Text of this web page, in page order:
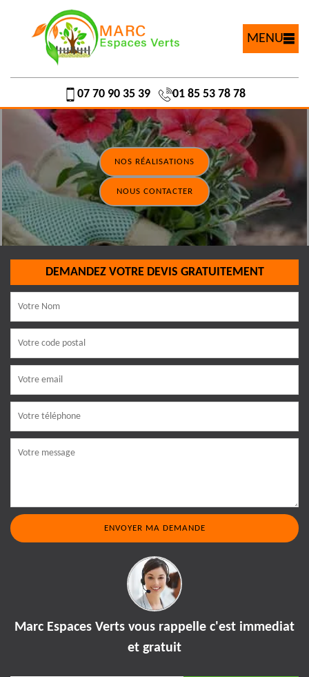
MENU
07 70 90 35 39 01 85 53 78 78
NOS RÉALISATIONS
NOUS CONTACTER
DEMANDEZ VOTRE DEVIS GRATUITEMENT
Marc Espaces Verts vous rappelle c'est immediat
et gratuit